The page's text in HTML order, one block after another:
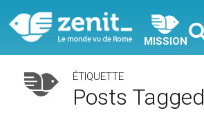
MISSION
ÉTIQUETTE
Posts Tagged